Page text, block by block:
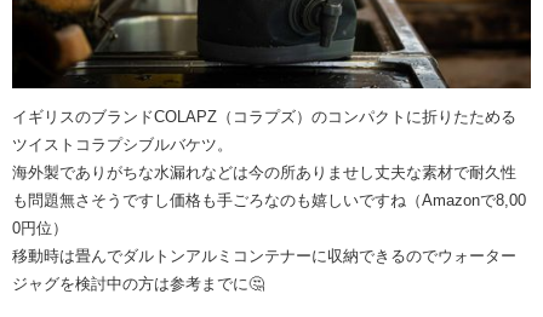
イギリスのブランドCOLAPZ（コラプズ）のコンパクトに折りたためる
ツイストコラプシブルバケツ。
海外製でありがちな水漏れなどは今の所ありませし丈夫な素材で耐久性
も問題無さそうですし価格も手ごろなのも嬉しいですね（Amazonで8,00
0円位）
移動時は畳んでダルトンアルミコンテナーに収納できるのでウォーター
ジャグを検討中の方は参考までに🤔